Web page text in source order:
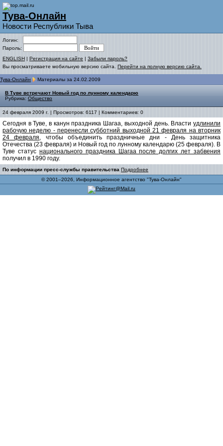
Тува-Онлайн
Новости Республики Тыва
Логин:
Пароль:
ENGLISH | Регистрация на сайте | Забыли пароль?
Вы просматриваете мобильную версию сайта. Перейти на полную версию сайта.
Тува-Онлайн Материалы за 24.02.2009
В Туве встречают Новый год по лунному календарю
Рубрика: Общество
24 февраля 2009 г. | Просмотров: 6117 | Комментариев: 0
Сегодня в Туве, в канун праздника Шагаа, выходной день. Власти удлинили
рабочую неделю - перенесли субботний выходной 21 февраля на вторник
24 февраля, чтобы объединить праздничные дни - День защитника
Отечества (23 февраля) и Новый год по лунному календарю (25 февраля). В
Туве статус национального праздника Шагаа после долгих лет забвения
получил в 1990 году.
По информации пресс-службы правительства Подробнее
© 2001–2026, Информационное агентство "Тува-Онлайн"